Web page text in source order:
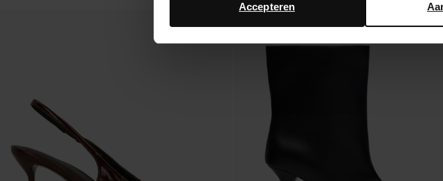
Accepteren